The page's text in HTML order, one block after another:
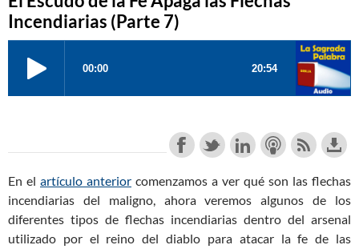
Incendiarias (Parte 7)
En el artículo anterior comenzamos a ver qué son las flechas
incendiarias del maligno, ahora veremos algunos de los
diferentes tipos de flechas incendiarias dentro del arsenal
utilizado por el reino del diablo para atacar la fe de las